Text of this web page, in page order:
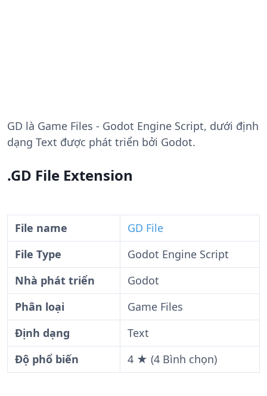
GD là Game Files - Godot Engine Script, dưới định
dạng Text được phát triển bởi Godot.
.GD File Extension
File name
GD File
File Type
Godot Engine Script
Nhà phát triển
Godot
Phân loại
Game Files
Định dạng
Text
Độ phổ biến
4 ★ (4 Bình chọn)